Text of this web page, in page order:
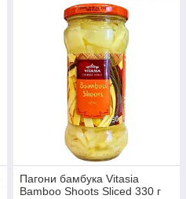
Пагони бамбука Vitasia
Bamboo Shoots Sliced 330 г